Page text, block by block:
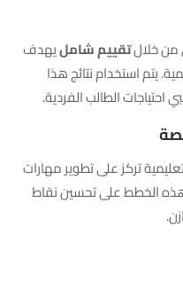
من خلالتقييم شامليهدف
يتم استخدام نتائج هذا
الطالب الفردية.
تركز على تطوير مهارات
هذه الخطط على تحسين نقاط